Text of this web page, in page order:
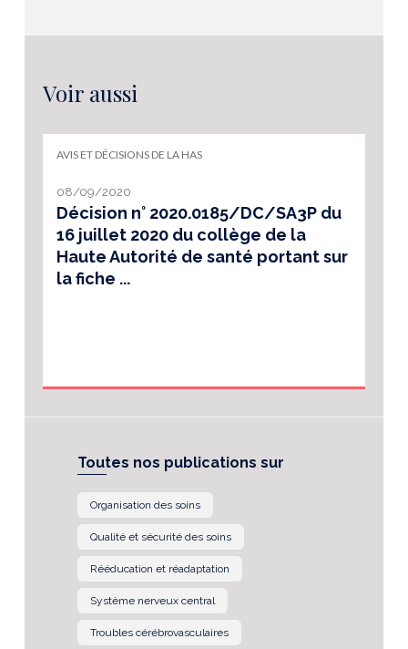
Voir aussi
AVIS ET DÉCISIONS DE LA HAS
08/09/2020
Décision n° 2020.0185/DC/SA3P du
16 juillet 2020 du collège de la
Haute Autorité de santé portant sur
la fiche ...
Toutes nos publications sur
Organisation des soins
Qualité et sécurité des soins
Rééducation et réadaptation
Système nerveux central
Troubles cérébrovasculaires